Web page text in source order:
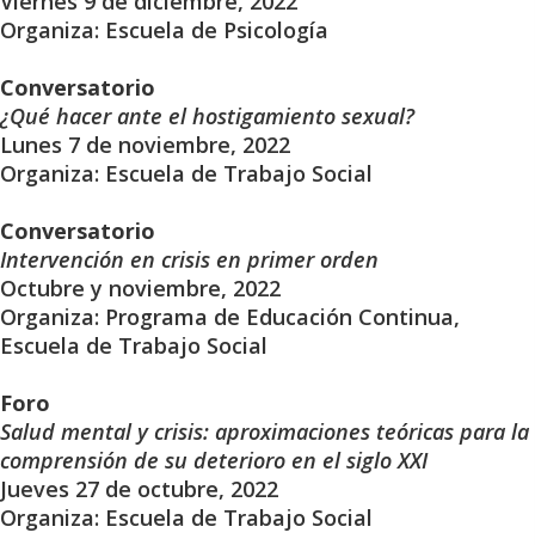
Organiza: Escuela de Psicología
Conversatorio
¿Qué hacer ante el hostigamiento sexual?
Lunes 7 de noviembre, 2022
Organiza: Escuela de Trabajo Social
Conversatorio
Intervención en crisis en primer orden
Octubre y noviembre, 2022
Organiza: Programa de Educación Continua,
Escuela de Trabajo Social
Foro
Salud mental y crisis: aproximaciones teóricas para la
comprensión de su deterioro en el siglo XXI
Jueves 27 de octubre, 2022
Organiza: Escuela de Trabajo Social